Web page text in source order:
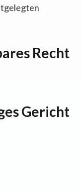
Recht
Gericht